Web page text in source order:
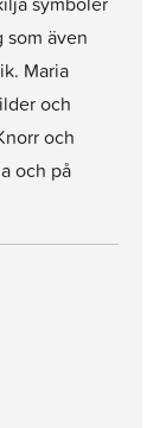
även
Maria
och
och
och på